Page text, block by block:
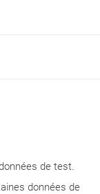
de test.
données de